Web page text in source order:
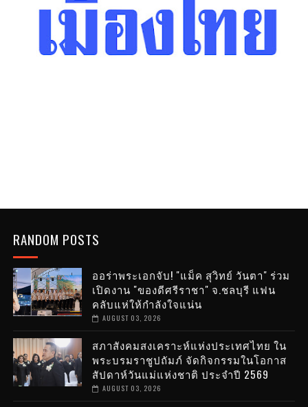
RANDOM POSTS
ออร่าพระเอกจับ! "แม็ค สุวิทย์ วันตา" ร่วม
เปิดงาน "ของดีศรีราชา" จ.ชลบุรี แฟน
คลับแห่ให้กำลังใจแน่น
AUGUST 03, 2026
สภาสังคมสงเคราะห์แห่งประเทศไทย ใน
พระบรมราชูปถัมภ์ จัดกิจกรรมในโอกาส
สัปดาห์วันแม่แห่งชาติ ประจำปี 2569
AUGUST 03, 2026